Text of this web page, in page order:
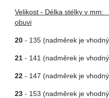
Velikost - Délka stélky
obuvi
20 - 135 (nadměrek je
21 - 141 (nadměrek je
22 - 147 (nadměrek je
23 - 153 (nadměrek je